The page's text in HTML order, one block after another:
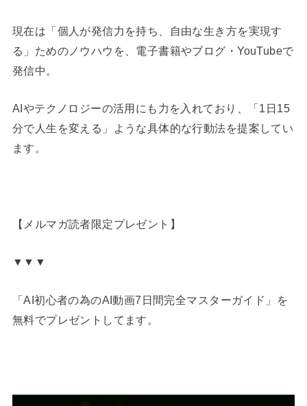
現在は「個人が発信力を持ち、自由な生き方を実現す
る」ためのノウハウを、電子書籍やブログ・YouTubeで
発信中。
AIやテクノロジーの活用にも力を入れており、「1日15
分で人生を変える」ような具体的な行動法を提案してい
ます。
【メルマガ読者限定プレゼント】
▼▼▼
「AI初心者の為のAI動画7日間完全マスターガイド」を
無料でプレゼントしてます。